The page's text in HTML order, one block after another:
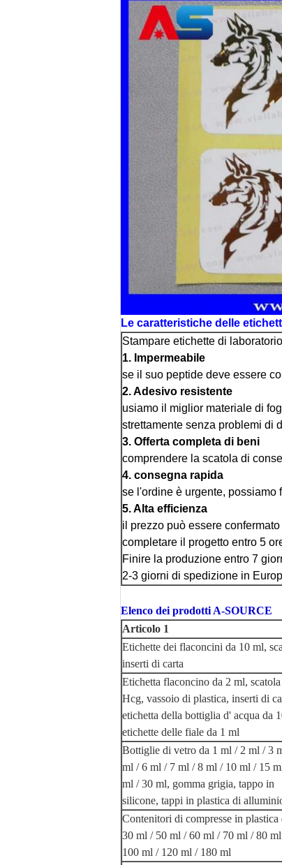
Le caratteristiche delle
Stampare etichette di
1. Impermeabile
se il suo peptide deve essere
2. Adesivo resistente
usiamo il miglior materiale di
strettamente senza problemi di
3. Offerta completa di beni
comprendere la scatola di
4. consegna rapida
se l'ordine è urgente, possiamo
5. Alta efficienza
il prezzo può essere
completare il progetto entro 5
Finire la produzione entro 7
2-3 giorni di spedizione in
Elenco dei prodotti A-SOURCE
Articolo 1
Etichette dei flaconcini da 10 ml,
inserti di carta
Etichetta flaconcino da 2 ml,
Hcg, vassoio di plastica, inserti di
etichetta della bottiglia d' acqua da
etichette delle fiale da 1 ml
Bottiglie di vetro da 1 ml / 2 ml / 3
ml / 6 ml / 7 ml / 8 ml / 10 ml / 15
ml / 30 ml, gomma grigia, tappo in
silicone, tappi in plastica di
Contenitori di compresse in plastica
30 ml / 50 ml / 60 ml / 70 ml / 80
100 ml / 120 ml / 180 ml